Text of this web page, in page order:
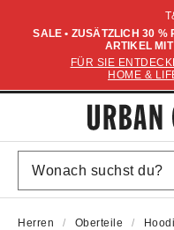
SALE • ZUSÄTZLICH 30 %
ARTIKEL
FÜR SIE
HOME &
Herren Oberteile